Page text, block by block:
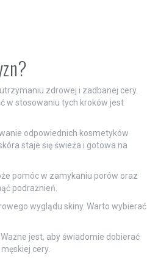
zdrowej i zadbanej cery.
w stosowaniu tych kroków jest
odpowiednich kosmetyków
staje się świeża i gotowa na
pomóc w zamykaniu porów oraz
podrażnień.
wyglądu skiny. Warto wybierać
jest, aby świadomie dobierać
cery.